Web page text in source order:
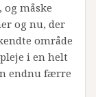
måske
og nu, der
område
i en helt
endnu færre